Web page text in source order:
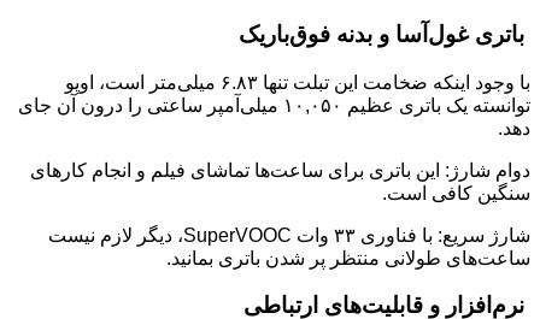
باتری غول‌آسا و بدنه فوق‌باریک
با وجود اینکه ضخامت این تبلت تنها ۶.۸۳ میلی‌متر است، اوپو
توانسته یک باتری عظیم ۱۰,۰۵۰ میلی‌آمپر ساعتی را درون آن جای
دهد.
دوام شارژ: این باتری برای ساعت‌ها تماشای فیلم و انجام کارهای
سنگین کافی است.
شارژ سریع: با فناوری ۳۳ وات SuperVOOC، دیگر لازم نیست
ساعت‌های طولانی منتظر پر شدن باتری بمانید.
نرم‌افزار و قابلیت‌های ارتباطی